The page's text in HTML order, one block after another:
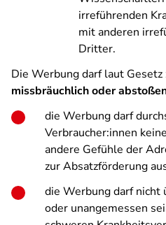
irreführenden
mit anderen
Dritter.
Die Werbung darf laut Gesetz
missbräuchlich oder
die Werbung darf
Verbraucher:innen
andere Gefühle der
zur Absatzförderung
die Werbung darf nicht
oder unangemessen